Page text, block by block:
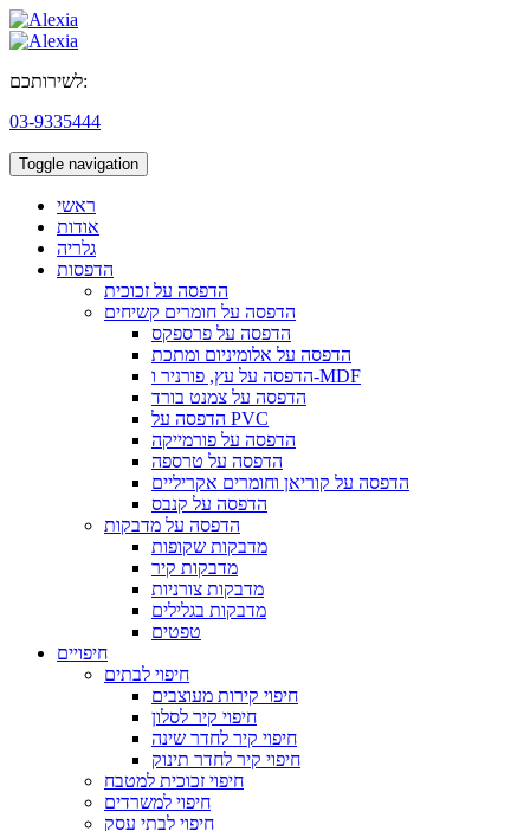
לשירותכם:
03-9335444
Toggle navigation
ראשי
אודות
גלריה
הדפסות
הדפסה על זכוכית
הדפסה על חומרים קשיחים
הדפסה על פרספקס
הדפסה על אלומיניום ומתכת
הדפסה על עץ, פורניר ו-MDF
הדפסה על צמנט בורד
הדפסה על PVC
הדפסה על פורמייקה
הדפסה על טרספה
הדפסה על קוריאן וחומרים אקריליים
הדפסה על קנבס
הדפסה על מדבקות
מדבקות שקופות
מדבקות קיר
מדבקות צורניות
מדבקות בגלילים
טפטים
חיפויים
חיפוי לבתים
חיפוי קירות מעוצבים
חיפוי קיר לסלון
חיפוי קיר לחדר שינה
חיפוי קיר לחדר תינוק
חיפוי זכוכית למטבח
חיפוי למשרדים
חיפוי לבתי עסק